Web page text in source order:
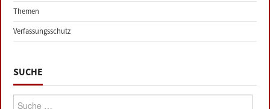
Themen
Verfassungsschutz
SUCHE
Suche: